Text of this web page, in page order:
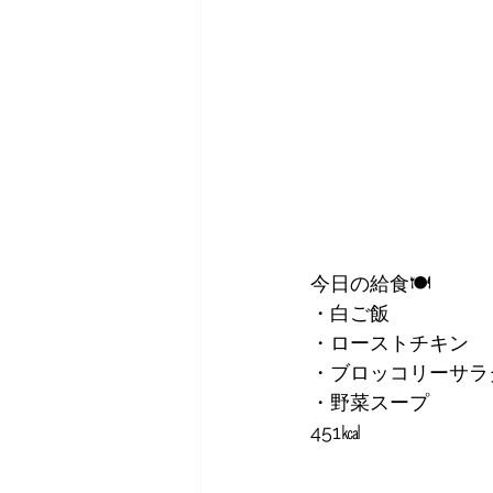
今日の給食🍽
・白ご飯
・ローストチキン
・ブロッコリーサ
・野菜スープ
451㎉